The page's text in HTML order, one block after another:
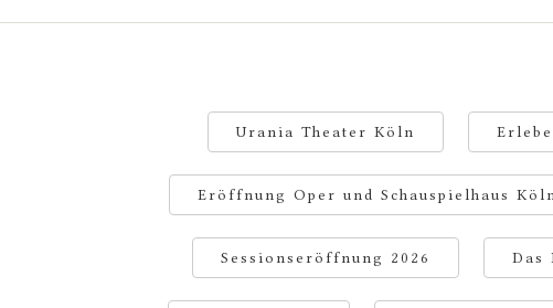
Urania Theater Köln
Eröffnung Oper und Schauspielhaus Köln
Sessionseröffnung 2026 Das